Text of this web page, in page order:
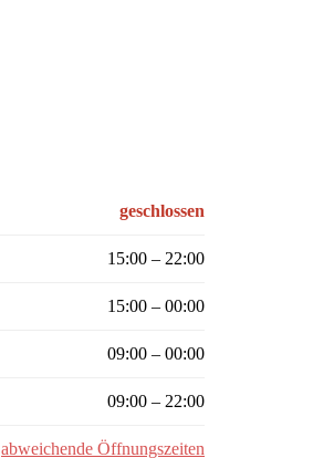
geschlossen
15:00 – 22:00
15:00 – 00:00
09:00 – 00:00
09:00 – 22:00
abweichende Öffnungszeiten